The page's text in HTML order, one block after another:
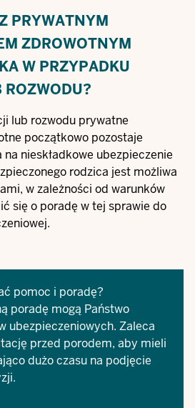
PRYWATNYM
ZDROWOTNYM
W PRZYPADKU
ROZWODU?
lub rozwodu prywatne
początkowo pozostaje
nieskładkowe ubezpieczenie
rodzica jest możliwa
w zależności od warunków
się o poradę w tej sprawie do
pomoc i poradę?
poradę mogą Państwo
ubezpieczeniowych. Zaleca
przed porodem, aby mieli
dużo czasu na podjęcie